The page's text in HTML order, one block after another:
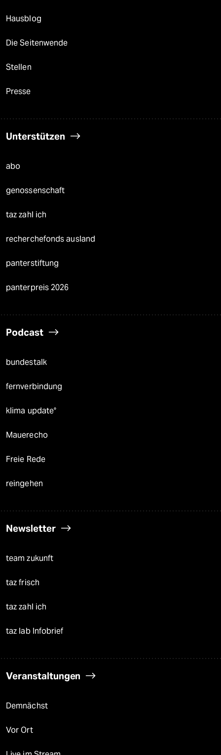
Hausblog
Die Seitenwende
Stellen
Presse
Unterstützen
abo
genossenschaft
taz zahl ich
recherchefonds ausland
panterstiftung
panterpreis 2026
Podcast
bundestalk
fernverbindung
klima update°
Mauerecho
Freie Rede
reingehen
Newsletter
team zukunft
taz frisch
taz zahl ich
taz lab Infobrief
Veranstaltungen
Demnächst
Vor Ort